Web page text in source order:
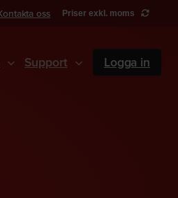
oss Priser exkl. moms
Support Logga in